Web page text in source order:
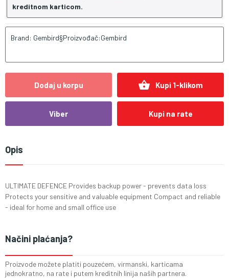
kreditnom karticom.
Brand: Gembird§Proizvođač:Gembird
Dodaj u korpu shopping_basket Kupi 1-klikom
Viber Kupi na rate
Opis
ULTIMATE DEFENCE Provides backup power - prevents data loss
Protects your sensitive and valuable equipment Compact and reliable
- ideal for home and small office use
Načini plaćanja?
Proizvode možete platiti pouzećem, virmanski, karticama
jednokratno, na rate i putem kreditnih linija naših partnera.